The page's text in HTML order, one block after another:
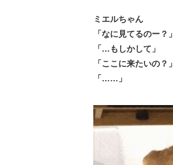
ミエルちゃん
「なに見てるのー？」
「…もしかして」
「ここに来たいの？」
「……」